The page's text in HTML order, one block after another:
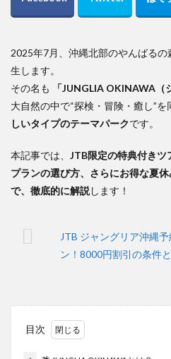
2025年7月、沖縄北部のやんばる
生します。
その名も
「JUNGLIA OKINAWA（
大自然の中で“探検・冒険・癒し”を
しいタイプのテーマパークです。
本記事では、 JTB限定の特典付きツ
プランの選び方、さらにお得な夏
で、徹底的に解説します！
JTB ジャングリア沖縄
ン！8000円割引の条件
目次